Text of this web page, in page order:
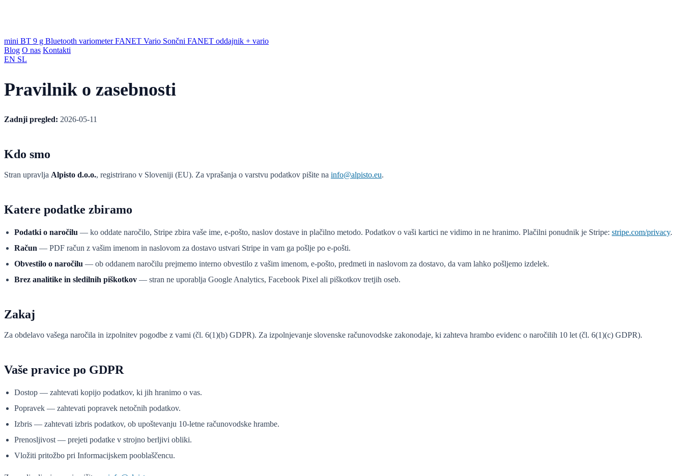
mini BT 9 g Bluetooth variometer FANET Vario Sončni FANET oddajnik + vario
Blog O nas Kontakti
EN SL
Pravilnik o zasebnosti
Zadnji pregled: 2026-05-11
Kdo smo
Stran upravlja Alpisto d.o.o., registrirano v Sloveniji (EU). Za vprašanja o varstvu podatkov pišite na info@alpisto.eu.
Katere podatke zbiramo
Podatki o naročilu — ko oddate naročilo, Stripe zbira vaše ime, e-pošto, naslov dostave in plačilno metodo. Podatkov o vaši kartici ne vidimo in ne hranimo. Plačilni ponudnik je Stripe: stripe.com/privacy.
Račun — PDF račun z vašim imenom in naslovom za dostavo ustvari Stripe in vam ga pošlje po e-pošti.
Obvestilo o naročilu — ob oddanem naročilu prejmemo interno obvestilo z vašim imenom, e-pošto, predmeti in naslovom za dostavo, da vam lahko pošljemo izdelek.
Brez analitike in sledilnih piškotkov — stran ne uporablja Google Analytics, Facebook Pixel ali piškotkov tretjih oseb.
Zakaj
Za obdelavo vašega naročila in izpolnitev pogodbe z vami (čl. 6(1)(b) GDPR). Za izpolnjevanje slovenske računovodske zakonodaje, ki zahteva hrambo evidenc o naročilih 10 let (čl. 6(1)(c) GDPR).
Vaše pravice po GDPR
Dostop — zahtevati kopijo podatkov, ki jih hranimo o vas.
Popravek — zahtevati popravek netočnih podatkov.
Izbris — zahtevati izbris podatkov, ob upoštevanju 10-letne računovodske hrambe.
Prenosljivost — prejeti podatke v strojno berljivi obliki.
Vložiti pritožbo pri Informacijskem pooblaščencu.